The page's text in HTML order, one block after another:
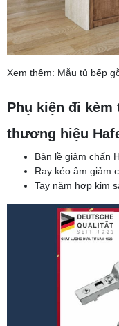
Xem thêm: Mẫu tủ bếp
Phụ kiện đi kèm
thương hiệu
Bản lề giảm chấn
Ray kéo âm giảm
Tay năm hợp kim